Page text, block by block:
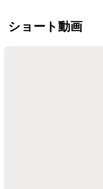
ショート動画